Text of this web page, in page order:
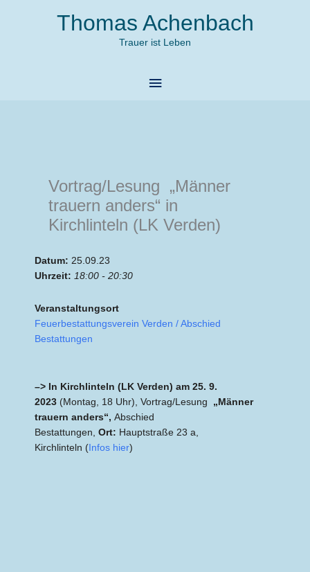
Thomas Achenbach
Trauer ist Leben
Hauptmenü
Vortrag/Lesung „Männer
trauern anders“ in
Kirchlinteln (LK Verden)
Datum: 25.09.23
Uhrzeit: 18:00 - 20:30
Veranstaltungsort
Feuerbestattungsverein Verden / Abschied
Bestattungen
–> In Kirchlinteln (LK Verden) am 25. 9.
2023 (Montag, 18 Uhr), Vortrag/Lesung „Männer
trauern anders“, Abschied
Bestattungen, Ort: Hauptstraße 23 a,
Kirchlinteln ( Infos hier)